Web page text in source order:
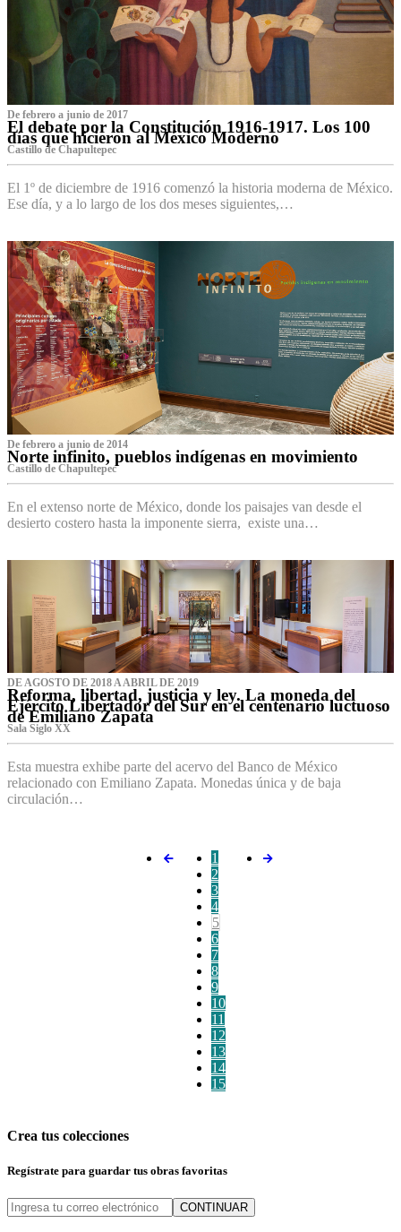
De febrero a junio de 2017
El debate por la Constitución 1916-1917. Los 100
días que hicieron al México Moderno
Castillo de Chapultepec
El 1º de diciembre de 1916 comenzó la historia moderna de México.
Ese día, y a lo largo de los dos meses siguientes,…
De febrero a junio de 2014
Norte infinito, pueblos indígenas en movimiento
Castillo de Chapultepec
En el extenso norte de México, donde los paisajes van desde el
desierto costero hasta la imponente sierra, existe una…
DE AGOSTO DE 2018 A ABRIL DE 2019
Reforma, libertad, justicia y ley. La moneda del
Ejército Libertador del Sur en el centenario luctuoso
de Emiliano Zapata
Sala Siglo XX
Esta muestra exhibe parte del acervo del Banco de México
relacionado con Emiliano Zapata. Monedas única y de baja
circulación…
1
2
3
4
5
6
7
8
9
10
11
12
13
14
15
Crea tus colecciones
Regístrate para guardar tus obras favoritas
CONTINUAR